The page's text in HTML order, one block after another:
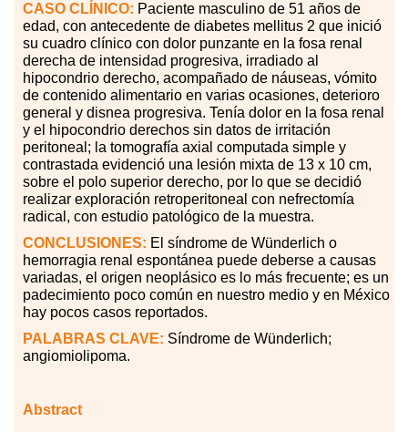
CASO CLÍNICO: Paciente masculino de 51 años de
edad, con antecedente de diabetes mellitus 2 que inició
su cuadro clínico con dolor punzante en la fosa renal
derecha de intensidad progresiva, irradiado al
hipocondrio derecho, acompañado de náuseas, vómito
de contenido alimentario en varias ocasiones, deterioro
general y disnea progresiva. Tenía dolor en la fosa renal
y el hipocondrio derechos sin datos de irritación
peritoneal; la tomografía axial computada simple y
contrastada evidenció una lesión mixta de 13 x 10 cm,
sobre el polo superior derecho, por lo que se decidió
realizar exploración retroperitoneal con nefrectomía
radical, con estudio patológico de la muestra.
CONCLUSIONES: El síndrome de Wünderlich o
hemorragia renal espontánea puede deberse a causas
variadas, el origen neoplásico es lo más frecuente; es un
padecimiento poco común en nuestro medio y en México
hay pocos casos reportados.
PALABRAS CLAVE: Síndrome de Wünderlich;
angiomiolipoma.
Abstract